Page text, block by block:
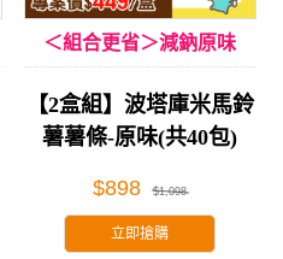
＜組合更省＞減鈉原味
【2盒組】波塔庫米馬鈴
薯薯條-原味(共40包)
$898 $1,098
立即搶購